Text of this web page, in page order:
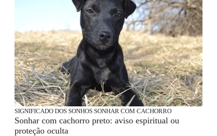
SIGNIFICADO DOS SONHOS SONHAR COM CACHORRO
Sonhar com cachorro preto: aviso espiritual ou
proteção oculta